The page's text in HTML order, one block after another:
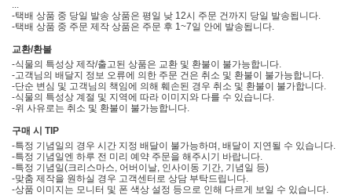
-택배 상품 중 당일 발송 상품은 평일 낮 12시 주문 건까지 당일 발송됩니다.
-택배 상품 중 주문 제작 상품은 주문 후 1~7일 안에 발송됩니다.
교환/환불
-식물의 특성상 제작/출고된 상품은 교환 및 환불이 불가능합니다.
-고객님의 배달지 정보 오류에 의한 주문 건은 취소 및 환불이 불가능합니다.
-단순 변심 및 고객님의 책임에 의해 훼손된 경우 취소 및 환불이 불가합니다.
-식물의 특성상 계절 및 지역에 따라 이미지와 다를 수 있습니다.
-위 사유로는 취소 및 환불이 불가능합니다.
구매 시 TIP
-특정 기념일의 경우 시간 지정 배달이 불가능하며, 배달이 지연될 수 있습니다.
-특정 기념일엔 하루 전 미리 예약 주문을 해주시기 바랍니다.
-특정 기념일(크리스마스, 어버이날, 인사이동 기간, 기념일 등)
-맞춤 제작을 원하실 경우 고객센터로 상담 부탁드립니다.
-상품 이미지는 모니터 및 폰 색상 설정 등으로 인해 다르게 보일 수 있습니다.